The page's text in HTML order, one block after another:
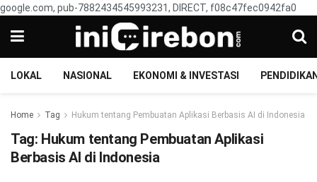
google.com, pub-7882434545993231, DIRECT, f08c47fec0942fa0
LOKAL NASIONAL EKONOMI & INVESTASI
Home Tag Hukum tentang Pembuatan Aplikasi Berbasis AI di Indonesia
Tag: Hukum tentang Pembuatan Aplikasi
Berbasis AI di Indonesia